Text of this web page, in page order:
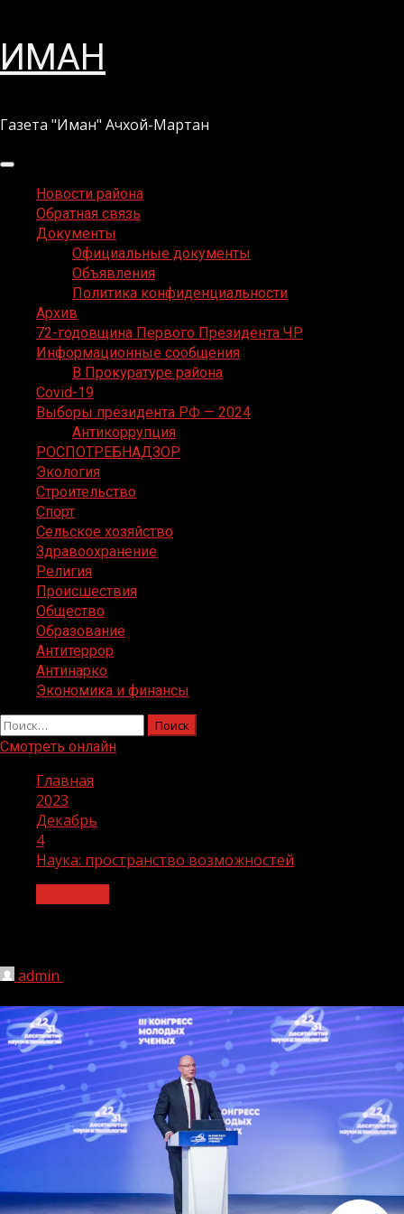
Перейти
кИМАН
Газета "Иман" Ачхой-Мартан
Основное
менюНовости района
Обратная связь
Документы
Официальные документы
Объявления
Политика конфиденциальности
Архив
72-годовщина Первого Президента ЧР
Информационные сообщения
В Прокуратуре района
Covid-19
Выборы президента РФ — 2024
Антикоррупция
РОСПОТРЕБНАДЗОР
Экология
Строительство
Спорт
Сельское хозяйство
Здравоохранение
Религия
Происшествия
Общество
Образование
Антитеррор
Антинарко
Экономика и финансы
Найти:
Смотреть онлайн
Главная
2023
Декабрь
4
Наука: пространство возможностей
admin